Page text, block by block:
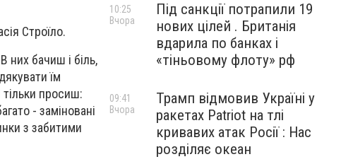
Строїло.
них бачиш і біль,
їм
тільки просиш:
- заміновані
з забитими
Під санкції потрапили 19
нових цілей . Британія
вдарила по банках і
«тіньовому флоту» рф
10:25
Вчора
Трамп відмовив Україні у
ракетах Patriot на тлі
кривавих атак Росії : Нас
розділяє океан
09:41
Вчора